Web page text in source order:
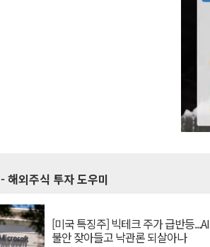
- 해외주식 투자 도우미
[미국 특징주] 빅테크 주가 급반등...AI
불안 잦아들고 낙관론 되살아나